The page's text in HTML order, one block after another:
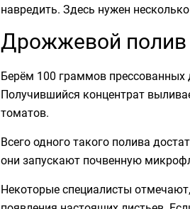
навредить. Здесь нужен
Дрожжевой полив
Берём 100 граммов
Получившийся концентрат
томатов.
Всего одного такого полива
они запускают почвенную
Некоторые специалисты